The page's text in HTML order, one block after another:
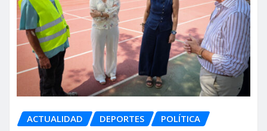
ACTUALIDAD DEPORTES POLÍTICA